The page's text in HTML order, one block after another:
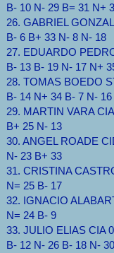
B- 10 N- 29 B= 31 N+
26. GABRIEL
B- 6 B+ 33 N- 8 N- 18
27. EDUARDO
B- 13 B- 19 N- 17 N+
28. TOMAS BOEDO
B- 14 N+ 34 B- 7 N- 16
29. MARTIN VARA
B+ 25 N- 13
30. ANGEL ROADE
N- 23 B+ 33
31. CRISTINA
N= 25 B- 17
32. IGNACIO
N= 24 B- 9
33. JULIO ELIAS CIA
B- 12 N- 26 B- 18 N- 30